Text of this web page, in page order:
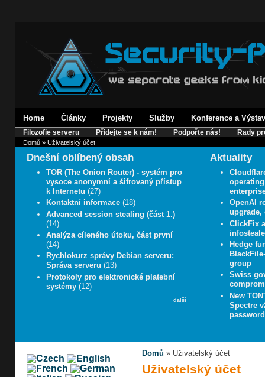
Home Články Projekty Služby Konference a
Filozofie serveru Přidejte se k nám! Podpořte nás! Rady
Domů» Uživatelský účet
Dnešní oblíbený obsah
TOR (The Onion Router) - systém pro
vysoce anonymní a šifrovaný přístup
k Internetu (27)
Kontaktní informace (18)
Advanced session stealing (část 1.)
(14)
Analýza cíleného útoku, část první
(14)
Rychlokurz správy Debian serveru:
Správa serveru (13)
Protokoly pro elektronické platební
systémy (12)
další
Aktuality
OpenAI
upgrade,
ClickFix
Hedge
group
Swiss
New
Spectre
Domů » Uživatelský účet
Uživatelský účet